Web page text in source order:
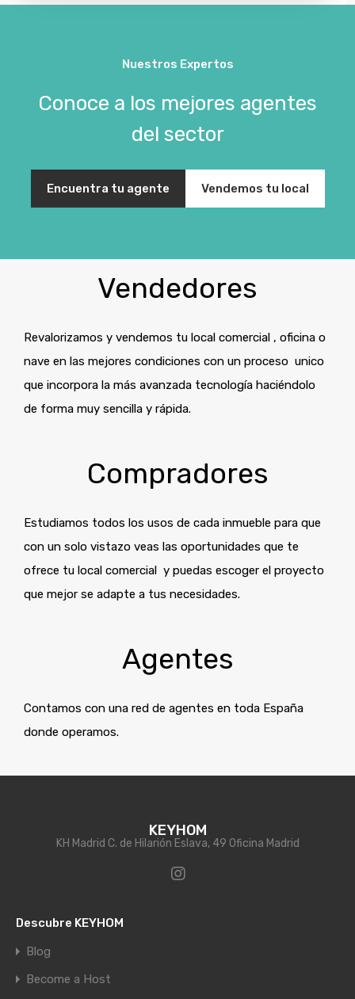
Nuestros Expertos
Conoce a los mejores agentes
del sector
Encuentra tu agente Vendemos tu local
Vendedores
Revalorizamos y vendemos tu local comercial , oficina o
nave en las mejores condiciones con un proceso unico
que incorpora la más avanzada tecnología haciéndolo
de forma muy sencilla y rápida.
Compradores
Estudiamos todos los usos de cada inmueble para que
con un solo vistazo veas las oportunidades que te
ofrece tu local comercial y puedas escoger el proyecto
que mejor se adapte a tus necesidades.
Agentes
Contamos con una red de agentes en toda España
donde operamos.
KEYHOM
KH Madrid C. de Hilarión Eslava, 49 Oficina Madrid
Descubre KEYHOM
Blog
Become a Host